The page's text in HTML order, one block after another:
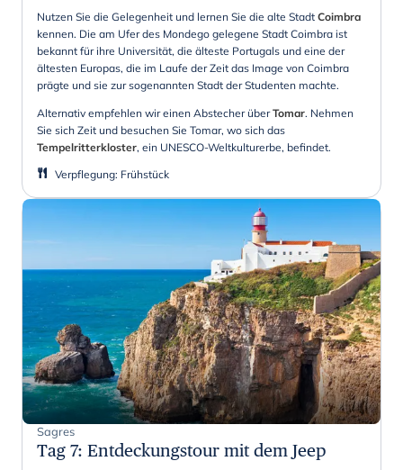
Nutzen Sie die Gelegenheit und lernen Sie die alte Stadt Coimbra
kennen. Die am Ufer des Mondego gelegene Stadt Coimbra ist
bekannt für ihre Universität, die älteste Portugals und eine der
ältesten Europas, die im Laufe der Zeit das Image von Coimbra
prägte und sie zur sogenannten Stadt der Studenten machte.
Alternativ empfehlen wir einen Abstecher überTomar. Nehmen
Sie sich Zeit und besuchen Sie Tomar, wo sich das
Tempelritterkloster, ein UNESCO-Weltkulturerbe, befindet.
Verpflegung: Frühstück
Sagres
Tag 7: Entdeckungstour mit dem Jeep